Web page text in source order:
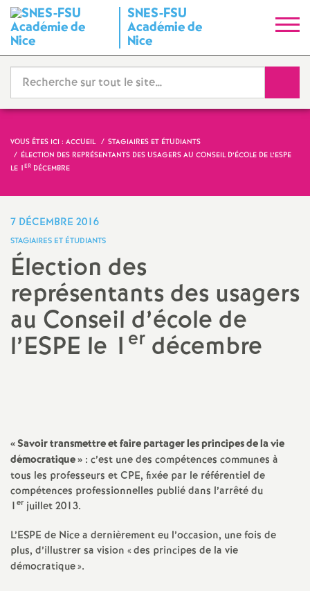
SNES-FSU
Académie de
Nice
y
n
i
c
N
a
o
n
l
VOUS ÊTES ICI : ACCUEIL
STAGIAIRES ET ÉTUDIANTS
ÉLECTION DES REPRÉSENTANTS DES USAGERS AU CONSEIL D’ÉCOLE DE L’ESPE
LE 1ER DÉCEMBRE
7 DÉCEMBRE 2016
STAGIAIRES ET ÉTUDIANTS
Élection des
représentants des usagers
au Conseil d’école de
l’ESPE le 1 er décembre
«Savoir transmettre et faire partager les principes de la vie
démocratique» : c’est une des compétences communes à
tous les professeurs et CPE, fixée par le référentiel de
compétences professionnelles publié dans l’arrêté du
1er juillet 2013.
L’ESPE de Nice a dernièrement eu l’occasion, une fois de
plus, d’illustrer sa vision «des principes de la vie
démocratique».